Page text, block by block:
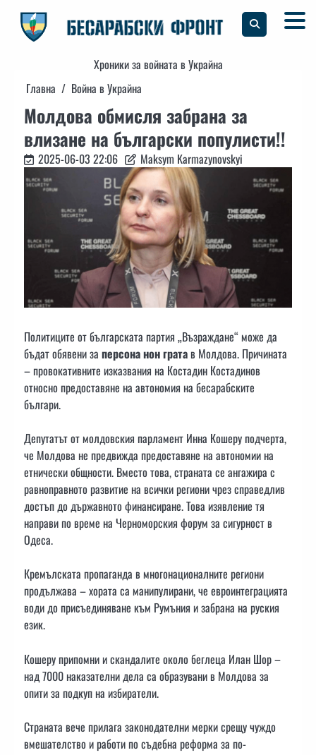
content
Хроники за войната в Украйна
Главна
Война в Украйна
Молдова обмисля забрана за
влизане на български популисти!!
2025-06-03 22:06 Maksym Karmazynovskyi
Политиците от българската партия „Възраждане“ може да
бъдат обявени за персона нон гратав Молдова. Причината
– провокативните изказвания на Костадин Костадинов
относно предоставяне на автономия на бесарабските
българи.
Депутатът от молдовския парламент Инна Кошеру подчерта,
че Молдова не предвижда предоставяне на автономии на
етнически общности. Вместо това, страната се ангажира с
равноправното развитие на всички региони чрез справедлив
достъп до държавното финансиране. Това изявление тя
направи по време на Черноморския форум за сигурност в
Одеса.
Кремълската пропаганда в многонационалните региони
продължава – хората са манипулирани, че евроинтеграцията
води до присъединяване към Румъния и забрана на руския
език.
Кошеру припомни и скандалите около беглеца Илан Шор –
над 7000 наказателни дела са образувани в Молдова за
опити за подкуп на избиратели.
Страната вече прилага законодателни мерки срещу чуждо
вмешателство и работи по съдебна реформа за по-